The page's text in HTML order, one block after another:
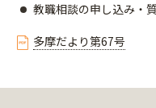
教職相談の申し込み・
多摩だより第67号